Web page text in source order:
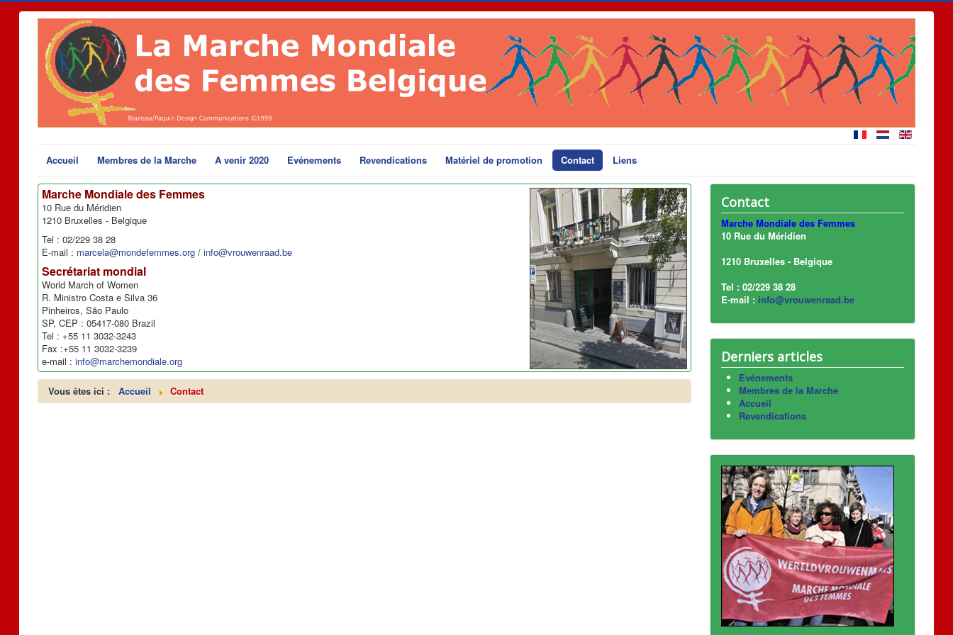
Accueil Membres de la Marche A venir 2020 Evénements Revendications Matériel de promotion Contact Liens
Marche Mondiale des Femmes
10 Rue du Méridien
1210 Bruxelles - Belgique
Tel : 02/229 38 28
E-mail : marcela@mondefemmes.org/ info@vrouwenraad.be
Secrétariat mondial
World March of Women
R. Ministro Costa e Silva 36
Pinheiros, São Paulo
SP, CEP : 05417-080 Brazil
Tel : +55 11 3032-3243
Fax :+55 11 3032-3239
e-mail : info@marchemondiale.org
Vous êtes ici : Accueil Contact
Contact
Marche Mondiale des Femmes
10 Rue du Méridien
1210 Bruxelles - Belgique
Tel : 02/229 38 28
E-mail : info@vrouwenraad.be
Derniers articles
Evénements
Membres de la Marche
Accueil
Revendications